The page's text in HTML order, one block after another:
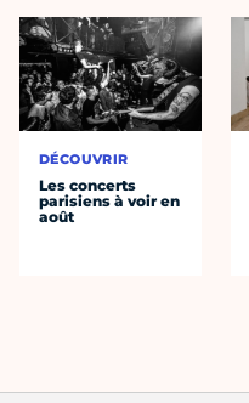
DÉCOUVRIR
Les concerts
parisiens à voir en
août